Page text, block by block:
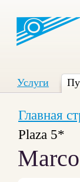
Услуги
Главная
Plaza 5*